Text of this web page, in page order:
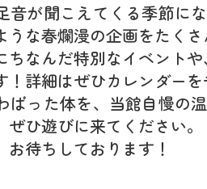
音が聞こえてくる季節に
うな春爛漫の企画をたくさ
ちなんだ特別なイベント
！詳細はぜひカレンダー
ばった体を、当館自慢の
ひ遊びに来てください。
お待ちしております！